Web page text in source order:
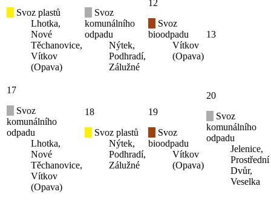
Svoz plastů
Lhotka,
Nové
Těchanovice,
Vítkov
(Opava)
Svoz
komunálního
odpadu
Nýtek,
Podhradí,
Zálužné
12
Svoz
bioodpadu
Vítkov
(Opava)
13
17
Svoz
komunálního
odpadu
Lhotka,
Nové
Těchanovice,
Vítkov
(Opava)
18
Svoz plastů
Nýtek,
Podhradí,
Zálužné
19
Svoz
bioodpadu
Vítkov
(Opava)
20
Svoz
komunálního
odpadu
Jelenice,
Prostřední
Dvůr,
Veselka